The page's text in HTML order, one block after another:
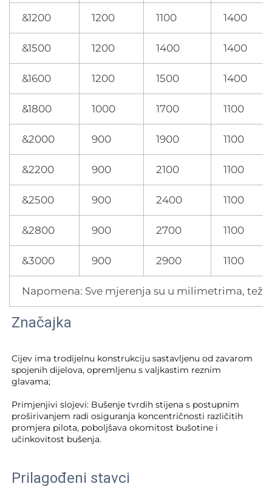
&1200 1200 1100 1400
&1500 1200 1400 1400
&1600 1200 1500 1400
&1800 1000 1700 1100
&2000 900 1900 1100
&2200 900 2100 1100
&2500 900 2400 1100
&2800 900 2700 1100
&3000 900 2900 1100
Napomena: Sve mjerenja su u milimetrima,
Značajka
Cijev ima trodijelnu konstrukciju sastavljenu od zavarom
spojenih dijelova, opremljenu s valjkastim reznim
glavama;
Primjenjivi slojevi: Bušenje tvrdih stijena s postupnim
proširivanjem radi osiguranja koncentričnosti različitih
promjera pilota, poboljšava okomitost bušotine i
učinkovitost bušenja.
Prilagođeni stavci